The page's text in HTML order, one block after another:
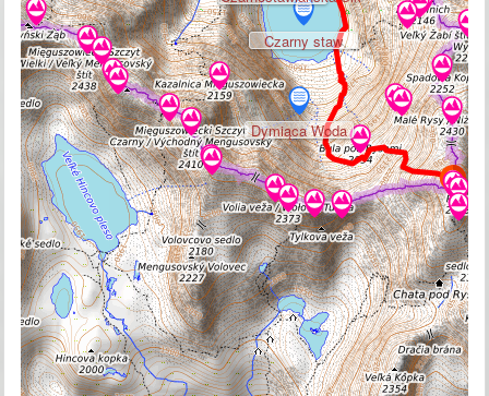
Dymiąca Woda
Czarny staw